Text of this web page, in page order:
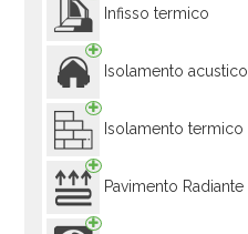
Infisso termico
Isolamento acustico
Isolamento termico
Pavimento Radiante